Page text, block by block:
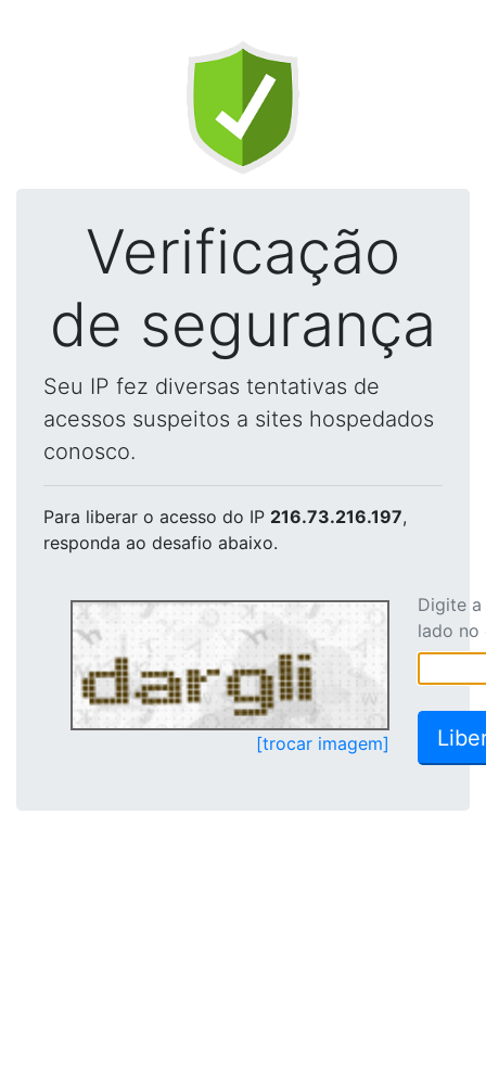
Verificação
de segurança
Seu IP fez diversas tentativas de
acessos suspeitos a sites hospedados
conosco.
Para liberar o acesso do IP 216.73.216.197,
responda ao desafio abaixo.
[trocar imagem]
Digite
lado no